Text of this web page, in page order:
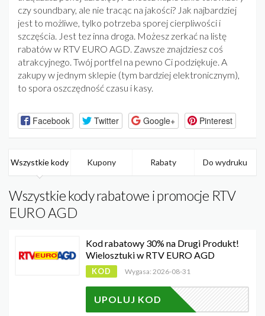
czy soundbary, ale nie tracąc na jakości? Jak najbardziej
jest to możliwe, tylko potrzeba sporej cierpliwości i
szczęścia. Jest tez inna droga. Możesz zerkać na listę
rabatów w RTV EURO AGD. Zawsze znajdziesz coś
atrakcyjnego. Twój portfel na pewno Ci podziękuje. A
zakupy w jednym sklepie (tym bardziej elektronicznym),
to spora oszczędność czasu i kasy.
Facebook Twitter Google+ Pinterest
Wszystkie kody Kupony Rabaty Do wydruku
Wszystkie kody rabatowe i promocje RTV
EURO AGD
Kod rabatowy 30% na Drugi Produkt!
Wielosztuki w RTV EURO AGD
KOD Wygasa: 2026-08-31
WIEL
UPOLUJ KOD